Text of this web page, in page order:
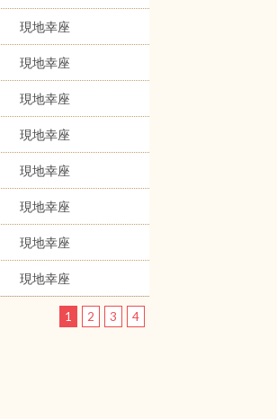
現地幸座
現地幸座
現地幸座
現地幸座
現地幸座
現地幸座
現地幸座
現地幸座
1 2 3 4